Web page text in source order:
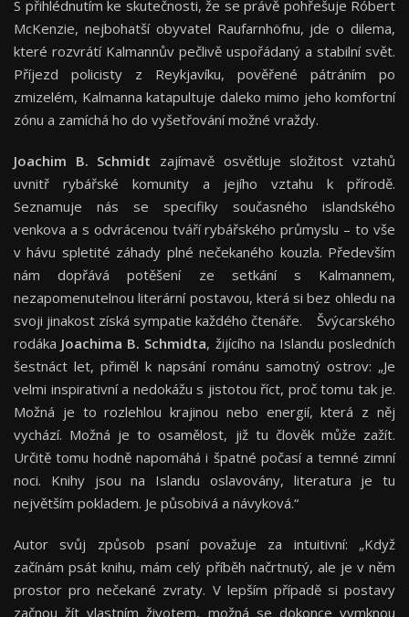
S přihlédnutím ke skutečnosti, že se právě pohřešuje Róbert
McKenzie, nejbohatší obyvatel Raufarnhöfnu, jde o dilema,
které rozvrátí Kalmannův pečlivě uspořádaný a stabilní svět.
Příjezd policisty z Reykjavíku, pověřené pátráním po
zmizelém, Kalmanna katapultuje daleko mimo jeho komfortní
zónu a zamíchá ho do vyšetřování možné vraždy.
Joachim B. Schmidt zajímavě osvětluje složitost vztahů
uvnitř rybářské komunity a jejího vztahu k přírodě.
Seznamuje nás se specifiky současného islandského
venkova a s odvrácenou tváří rybářského průmyslu – to vše
v hávu spletité záhady plné nečekaného kouzla. Především
nám dopřává potěšení ze setkání s Kalmannem,
nezapomenutelnou literární postavou, která si bez ohledu na
svoji jinakost získá sympatie každého čtenáře. Švýcarského
rodáka Joachima B. Schmidta, žijícího na Islandu posledních
šestnáct let, přiměl k napsání románu samotný ostrov: „Je
velmi inspirativní a nedokážu s jistotou říct, proč tomu tak je.
Možná je to rozlehlou krajinou nebo energií, která z něj
vychází. Možná je to osamělost, již tu člověk může zažít.
Určitě tomu hodně napomáhá i špatné počasí a temné zimní
noci. Knihy jsou na Islandu oslavovány, literatura je tu
největším pokladem. Je působivá a návyková.“
Autor svůj způsob psaní považuje za intuitivní: „Když
začínám psát knihu, mám celý příběh načrtnutý, ale je v něm
prostor pro nečekané zvraty. V lepším případě si postavy
začnou žít vlastním životem, možná se dokonce vymknou